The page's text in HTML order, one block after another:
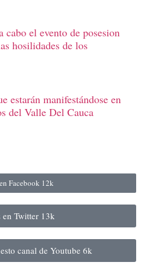
el evento de posesion
hosilidades de los
estarán manifestándose en
del Valle Del Cauca
Facebook 12k
en Twitter 13k
canal de Youtube 6k